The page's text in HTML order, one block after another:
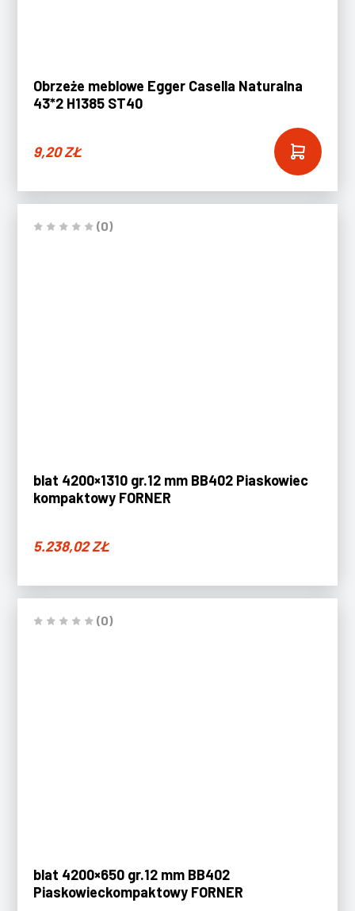
Obrzeże meblowe Egger Casella Naturalna
43*2 H1385 ST40
9,20ZŁ
(0)
blat 4200×1310 gr.12 mm BB402 Piaskowiec
kompaktowy FORNER
5.238,02ZŁ
(0)
blat 4200×650 gr.12 mm BB402
Piaskowieckompaktowy FORNER